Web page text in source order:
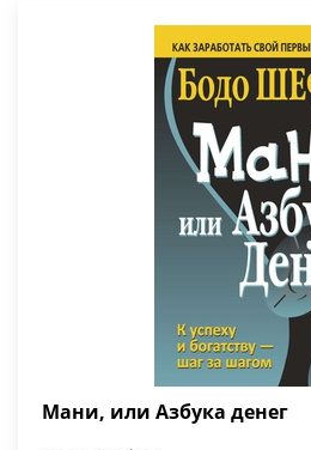
Мани, или Азбука денег